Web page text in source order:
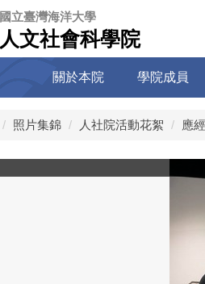
國立臺灣海洋大學
人文社會科學院
關於本院 學院成員
照片集錦 人社院活動花絮 應